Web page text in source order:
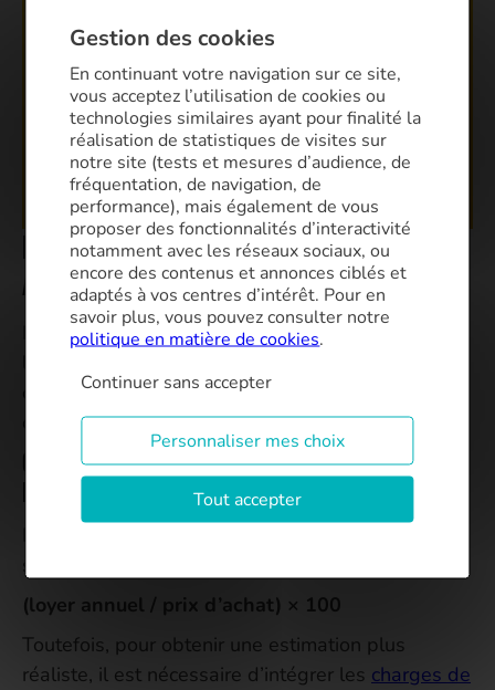
Est-ce rentable d’acheter un
appartement déjà loué ?
La rentabilité d’un investissement locatif avec
comme le prix d’achat, le montant du loyer, les
charges ou encore la fiscalité applicable.
Comment calculer la rentabilité d’un bien
loué ?
suivante :
(loyer annuel / prix d’achat) × 100
Toutefois, pour obtenir une estimation plus
réaliste, il est nécessaire d’intégrer les charges de
Gestion des cookies
En continuant votre navigation sur ce site,
vous acceptez l’utilisation de cookies ou
technologies similaires ayant pour finalité la
réalisation de statistiques de visites sur
notre site (tests et mesures d’audience, de
fréquentation, de navigation, de
performance), mais également de vous
proposer des fonctionnalités d’interactivité
notamment avec les réseaux sociaux, ou
encore des contenus et annonces ciblés et
adaptés à vos centres d’intérêt. Pour en
savoir plus, vous pouvez consulter notre
politique en matière de cookies.
Continuer sans accepter
Personnaliser mes choix
Tout accepter